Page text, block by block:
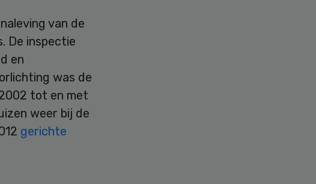
van de
De inspectie
en
was de
tot en met
weer bij de
gerichte